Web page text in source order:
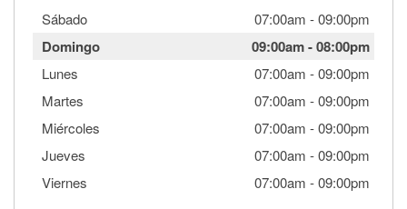
Sábado 07:00am -09:00pm
Domingo 09:00am-08:00pm
Lunes 07:00am -09:00pm
Martes
07:00am -09:00pm
Miércoles
07:00am -09:00pm
Jueves
07:00am -09:00pm
Viernes
07:00am -09:00pm